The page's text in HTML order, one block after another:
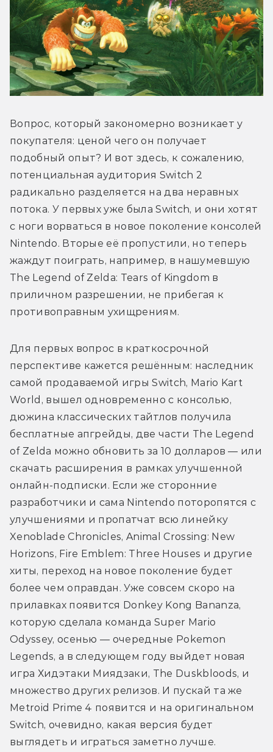
Вопрос, который закономерно возникает у
покупателя: ценой чего он получает
подобный опыт? И вот здесь, к сожалению,
потенциальная аудитория Switch 2
радикально разделяется на два неравных
потока. У первых уже была Switch, и они хотят
с ноги ворваться в новое поколение консолей
Nintendo. Вторые её пропустили, но теперь
жаждут поиграть, например, в нашумевшую
The Legend of Zelda: Tears of Kingdom в
приличном разрешении, не прибегая к
противоправным ухищрениям.
Для первых вопрос в краткосрочной
перспективе кажется решённым: наследник
самой продаваемой игры Switch, Mario Kart
World, вышел одновременно с консолью,
дюжина классических тайтлов получила
бесплатные апгрейды, две части The Legend
of Zelda можно обновить за 10 долларов — или
скачать расширения в рамках улучшенной
онлайн-подписки. Если же сторонние
разработчики и сама Nintendo поторопятся с
улучшениями и пропатчат всю линейку
Xenoblade Chronicles, Animal Crossing: New
Horizons, Fire Emblem: Three Houses и другие
хиты, переход на новое поколение будет
более чем оправдан. Уже совсем скоро на
прилавках появится Donkey Kong Bananza,
которую сделала команда Super Mario
Odyssey, осенью — очередные Pokemon
Legends, а в следующем году выйдет новая
игра Хидэтаки Миядзаки, The Duskbloods, и
множество других релизов. И пускай та же
Metroid Prime 4 появится и на оригинальном
Switch, очевидно, какая версия будет
выглядеть и играться заметно лучше.